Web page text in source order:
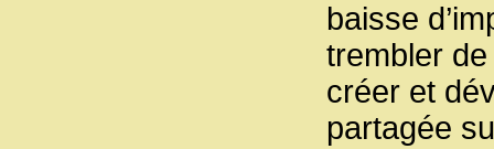
baisse
trembler
créer et
partagée